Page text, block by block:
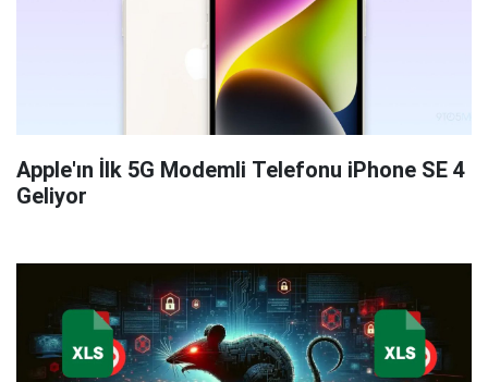
Apple'ın İlk 5G Modemli Telefonu iPhone SE 4
Geliyor